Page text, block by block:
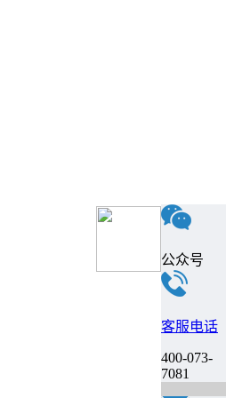
公众号
客服电话
400-073-
7081